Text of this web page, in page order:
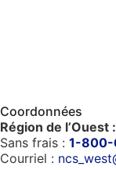
Coordonnées
Région de l’Ouest :
Sans frais : 1-
Courriel :